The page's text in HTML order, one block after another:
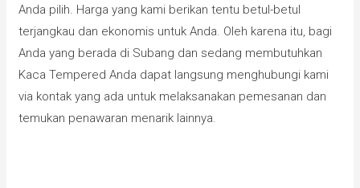
Anda pilih. Harga yang kami berikan tentu betul-betul
terjangkau dan ekonomis untuk Anda. Oleh karena itu, bagi
Anda yang berada di Subang dan sedang membutuhkan
Kaca Tempered Anda dapat langsung menghubungi kami
via kontak yang ada untuk melaksanakan pemesanan dan
temukan penawaran menarik lainnya.